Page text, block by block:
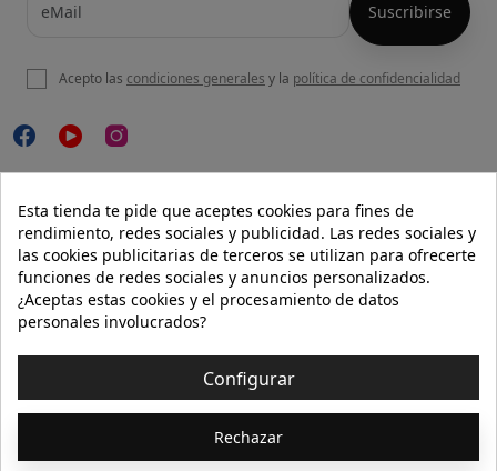
NUESTRA WEB
AYUDA
INFORMACIÓN 
Acepto las condiciones generales y la política de confidencialidad
Esta tienda te pide que aceptes cookies para fines de
rendimiento, redes sociales y publicidad. Las redes sociales y
las cookies publicitarias de terceros se utilizan para ofrecerte
funciones de redes sociales y anuncios personalizados.
¿Aceptas estas cookies y el procesamiento de datos
personales involucrados?
Configurar
Rechazar